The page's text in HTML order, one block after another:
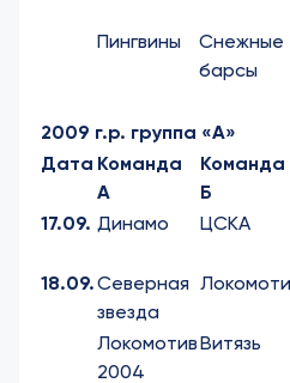
Пингвины
Снежные
барсы
2009 г.р. группа «А»
Дата Команда
А
Команда
Б
17.09. Динамо ЦСКА
18.09.Северная
звезда
Локомотив
2004
Витязь